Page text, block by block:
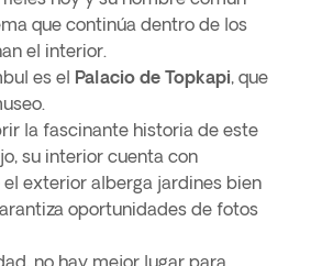
que continúa dentro de los
el interior.
es el Palacio de Topkapi, que
la fascinante historia de este
su interior cuenta con
exterior alberga jardines bien
oportunidades de fotos
no hay mejor lugar para